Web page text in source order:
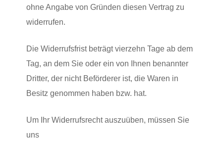
ohne Angabe von Gründen diesen Vertrag zu
widerrufen.
Die Widerrufsfrist beträgt vierzehn Tage ab dem
Tag, an dem Sie oder ein von Ihnen benannter
Dritter, der nicht Beförderer ist, die Waren in
Besitz genommen haben bzw. hat.
Um Ihr Widerrufsrecht auszuüben, müssen Sie
uns